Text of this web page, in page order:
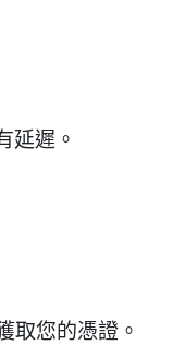
延遲。
取您的憑證。